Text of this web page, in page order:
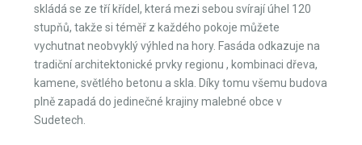
skládá se ze tří křídel, která mezi sebou svírají úhel 120
stupňů, takže si téměř z každého pokoje můžete
vychutnat neobvyklý výhled na hory. Fasáda odkazuje na
tradiční architektonické prvky regionu , kombinaci dřeva,
kamene, světlého betonu a skla. Díky tomu všemu budova
plně zapadá do jedinečné krajiny malebné obce v
Sudetech.